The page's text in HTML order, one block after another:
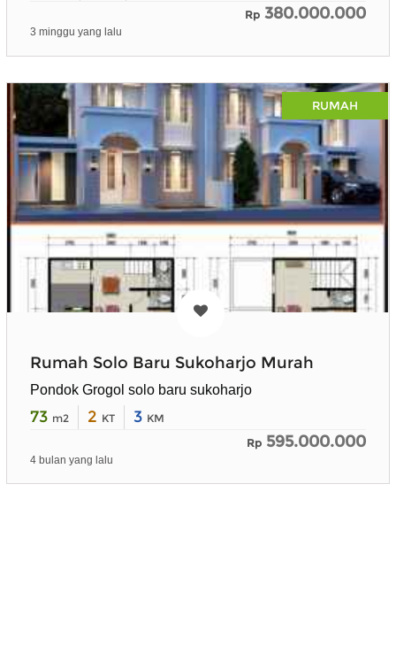
Rp 380.000.000
3 minggu yang lalu
RUMAH
Rumah Solo Baru Sukoharjo Murah
Pondok Grogol solo baru sukoharjo
73 m2 2 KT 3 KM
Rp 595.000.000
4 bulan yang lalu